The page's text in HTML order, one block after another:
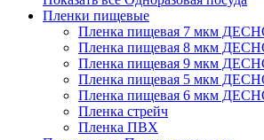
Пленки пищевые
Пленка пищевая 7 мкм
Пленка пищевая 8 мкм
Пленка пищевая 9 мкм
Пленка пищевая 5 мкм
Пленка пищевая 6 мкм
Пленка стрейч
Пленка ПВХ